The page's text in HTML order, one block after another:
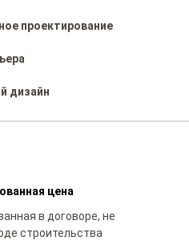
проектирование
дизайн
цена
в договоре, не
строительства